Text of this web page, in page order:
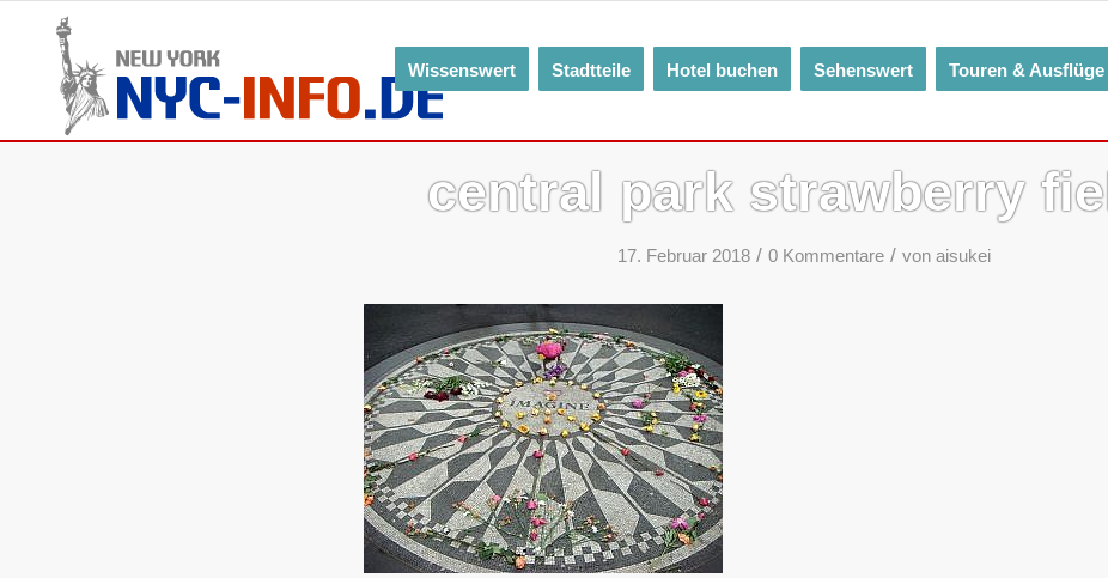
Wissenswert Stadtteile Hotel buchen Sehenswert Touren & Ausflüge
central park strawberry
17. Februar 2018 / 0 Kommentare / von aisukei